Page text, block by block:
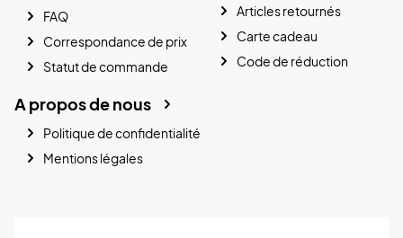
FAQ
Correspondance de prix
Statut de commande
Articles retournés
Carte cadeau
Code de réduction
A propos de nous
Politique de confidentialité
Mentions légales